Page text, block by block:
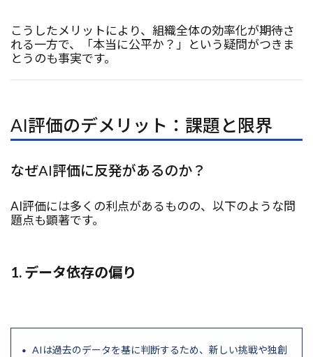
こうしたメリットにより、組織全体の効率化が期待さ
れる一方で、「本当に公平か？」という疑問がつきま
とうのも事実です。
AI評価のデメリット：課題と限界
なぜAI評価に反発があるのか？
AI評価には多くの利点があるものの、以下のような問
題点も顕著です。
1. データ依存の偏り
AIは過去のデータを基に判断するため、新しい挑戦や独創